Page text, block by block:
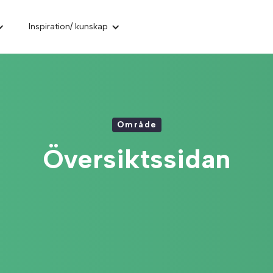
Inspiration/ kunskap
Område
Översiktssidan